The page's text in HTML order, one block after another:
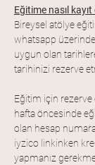
Eğitime nasıl
Bireysel atölye
whatsapp
uygun olan
tarihinizi rezerve
Eğitim için
hafta öncesinde
olan hesap
iyzico linkinken
yapmanız